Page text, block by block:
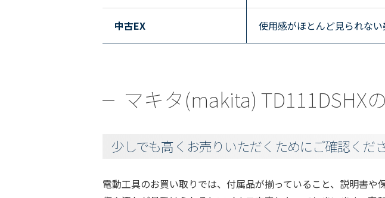
中古EX 使用感がほとんど見られない
マキタ(makita)
少しでも高くお売りいただくためにご確認くださ
電動工具のお買い取りでは、付属品が揃っていること、説明書